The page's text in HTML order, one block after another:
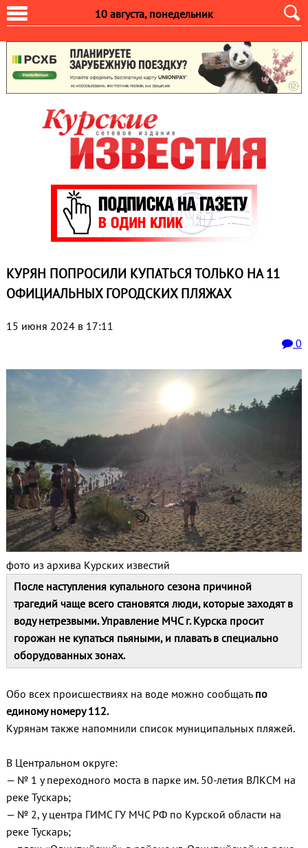
10 августа, понедельник
КУРЯН ПОПРОСИЛИ КУПАТЬСЯ ТОЛЬКО НА 11
ОФИЦИАЛЬНЫХ ГОРОДСКИХ ПЛЯЖАХ
15 июня 2024 в 17:11
0
фото из архива Курских известий
После наступления купального сезона причиной
трагедий чаще всего становятся люди, которые заходят в
воду нетрезвыми. Управление МЧС г. Курска просит
горожан не купаться пьяными, и плавать в специально
оборудованных зонах.
Обо всех происшествиях на воде можно сообщать по
единому номеру 112.
Курянам также напомнили список муниципальных пляжей.
В Центральном округе:
— № 1 у переходного моста в парке им. 50-летия ВЛКСМ на
реке Тускарь;
— № 2, у центра ГИМС ГУ МЧС РФ по Курской области на
реке Тускарь;